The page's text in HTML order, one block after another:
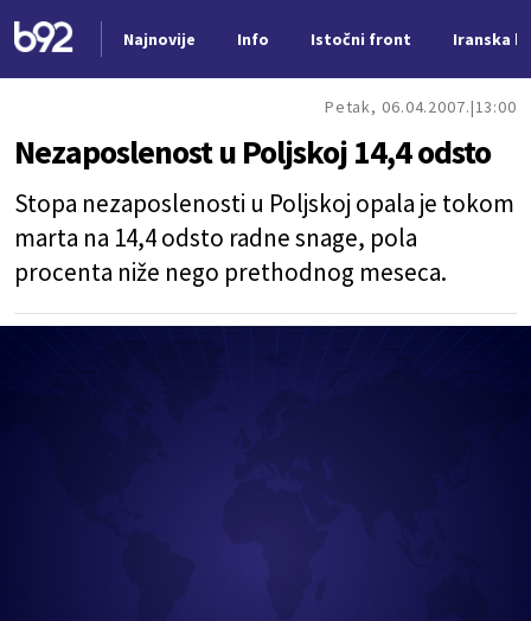
Najnovije Info Istočni front Iranska
Petak, 06.04.2007. 13:00
Nezaposlenost u Poljskoj 14,4 odsto
Stopa nezaposlenosti u Poljskoj opala je tokom
marta na 14,4 odsto radne snage, pola
procenta niže nego prethodnog meseca.